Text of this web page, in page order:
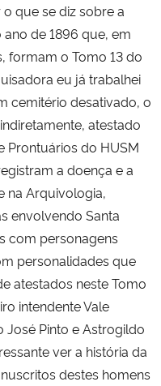
que se diz sobre a
de 1896 que, em
formam o Tomo 13 do
eu já trabalhei
cemitério desativado, o
atestado
Prontuários do HUSM
a doença e a
na Arquivologia,
envolvendo Santa
com personagens
personalidades que
atestados neste Tomo
intendente Vale
José Pinto e Astrogildo
ver a história da
destes homens